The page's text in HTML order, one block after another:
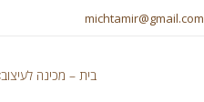
michtamir@gmail.com
בית – מכינה לעיצוב